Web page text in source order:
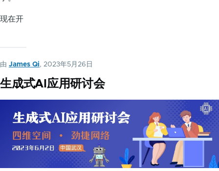
现在开
由 James Qi, 2023年5月26日
生成式AI应用研讨会